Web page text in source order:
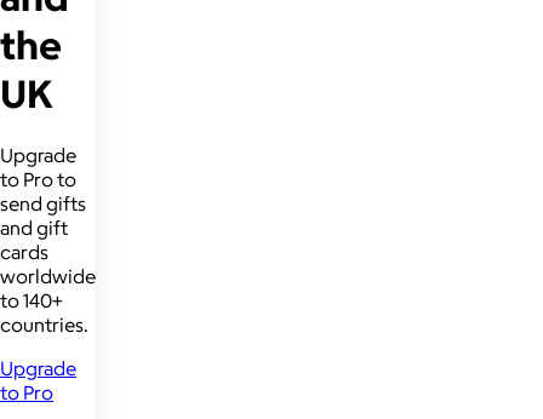
the
UK
Upgrade
to Pro to
send gifts
and gift
cards
worldwide
to 140+
countries.
Upgrade
to Pro